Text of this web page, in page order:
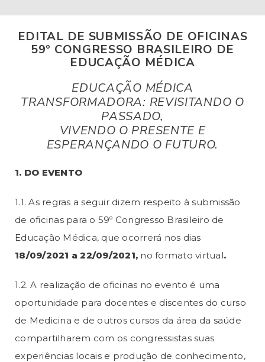
EDITAL DE SUBMISSÃO DE OFICINAS
59º CONGRESSO BRASILEIRO DE
EDUCAÇÃO MÉDICA
EDUCAÇÃO MÉDICA
TRANSFORMADORA: REVISITANDO O
PASSADO,
VIVENDO O PRESENTE E
ESPERANÇANDO O FUTURO.
1. DO EVENTO
1.1. As regras a seguir dizem respeito à submissão
de oficinas para o 59º Congresso Brasileiro de
Educação Médica, que ocorrerá nos dias
18/09/2021 a 22/09/2021, no formato virtual.
1.2. A realização de oficinas no evento é uma
oportunidade para docentes e discentes do curso
de Medicina e de outros cursos da área da saúde
compartilharem com os congressistas suas
experiências locais e produção de conhecimento,